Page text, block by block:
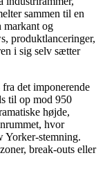
sammen til en
markant og
produktlanceringer,
i sig selv sætter
det imponerende
til op mod 950
højde,
hvor
Yorker-stemning.
break-outs eller